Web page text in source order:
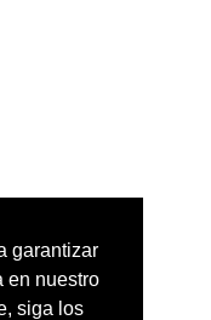
garantizar
en nuestro
siga los